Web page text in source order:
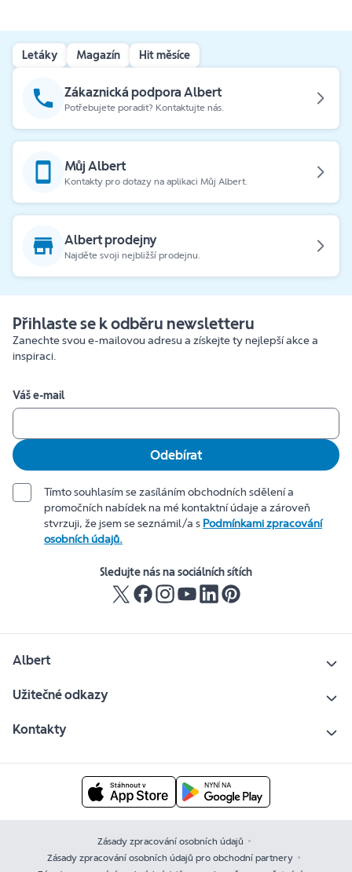
Letáky Magazín Hit měsíce
Zákaznická podpora Albert
Potřebujete poradit? Kontaktujte nás.
Můj Albert
Kontakty pro dotazy na aplikaci Můj Albert.
Albert prodejny
Najděte svoji nejbližší prodejnu.
Přihlaste se k odběru newsletteru
Zanechte svou e-mailovou adresu a získejte ty nejlepší akce a
inspiraci.
Váš e-mail
Odebírat
Tímto souhlasím se zasíláním obchodních sdělení a
promočních nabídek na mé kontaktní údaje a zároveň
stvrzuji, že jsem se seznámil/a s Podmínkami zpracování
osobních údajů.
Sledujte nás na sociálních sítích
Albert
Užitečné odkazy
Kontakty
Zásady zpracování osobních údajů
Zásady zpracování osobních údajů pro obchodní partnery